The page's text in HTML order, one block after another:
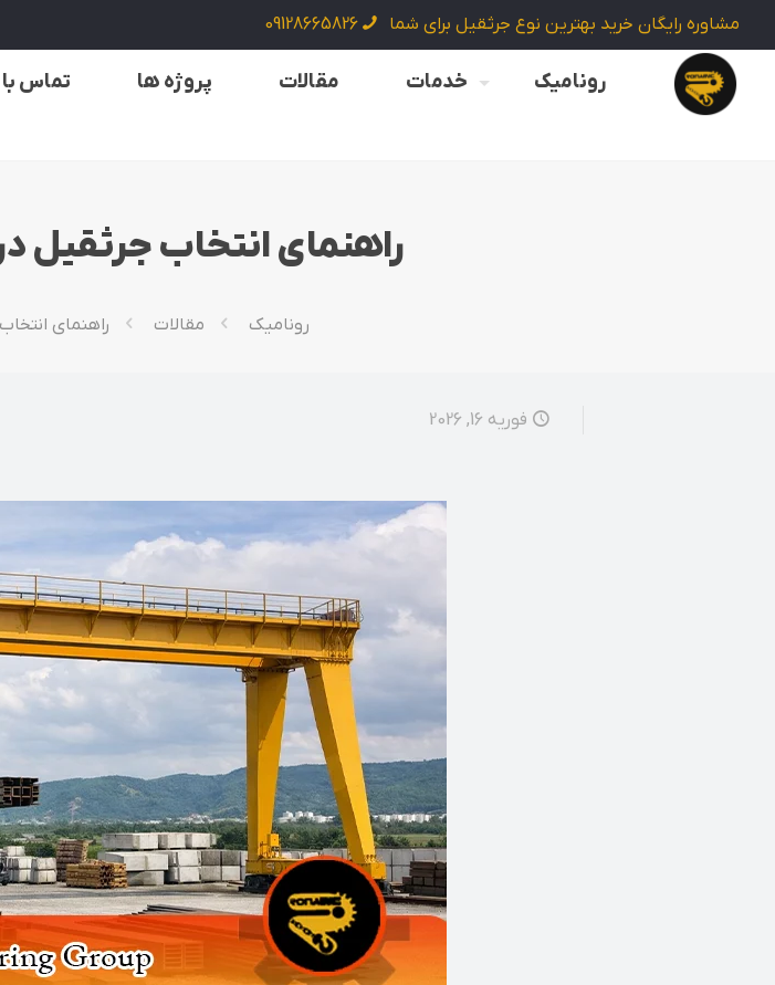
مشاوره رایگان خرید بهترین نوع جرثقیل برای شما 09128665826
رونامیک خدمات مقالات پروژه ها تماس با
راهنمای انتخاب جرثقیل
رونامیک مقالات راهنمای
فوریه 16, 2026